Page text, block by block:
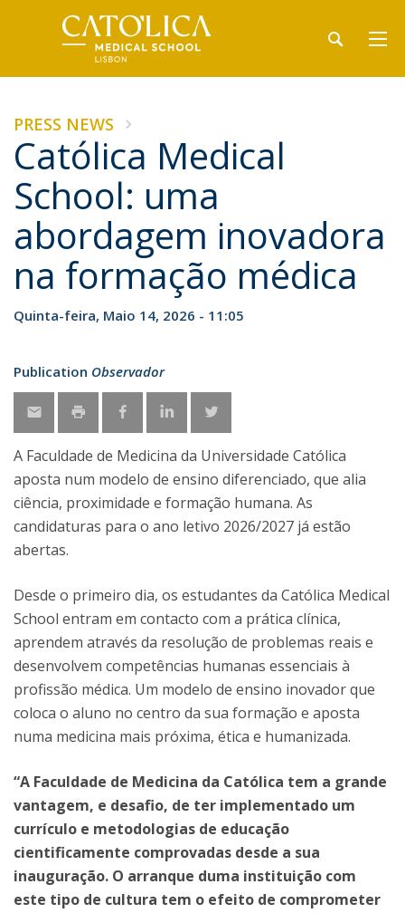
PRESS NEWS
Católica Medical
School: uma
abordagem inovadora
na formação médica
Quinta-feira, Maio 14, 2026 - 11:05
Publication Observador
A Faculdade de Medicina da Universidade Católica
aposta num modelo de ensino diferenciado, que alia
ciência, proximidade e formação humana. As
candidaturas para o ano letivo 2026/2027 já estão
abertas.
Desde o primeiro dia, os estudantes da Católica Medical
School entram em contacto com a prática clínica,
aprendem através da resolução de problemas reais e
desenvolvem competências humanas essenciais à
profissão médica. Um modelo de ensino inovador que
coloca o aluno no centro da sua formação e aposta
numa medicina mais próxima, ética e humanizada.
“A Faculdade de Medicina da Católica tem a grande
vantagem, e desafio, de ter implementado um
currículo e metodologias de educação
cientificamente comprovadas desde a sua
inauguração. O arranque duma instituição com
este tipo de cultura tem o efeito de comprometer